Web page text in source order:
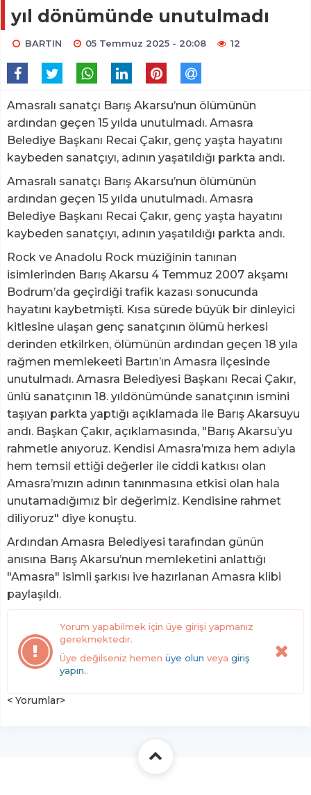
yıl dönümünde unutulmadı
BARTIN 05 Temmuz 2025 - 20:08 12
Amasralı sanatçı Barış Akarsu’nun ölümünün
ardından geçen 15 yılda unutulmadı. Amasra
Belediye Başkanı Recai Çakır, genç yaşta hayatını
kaybeden sanatçıyı, adının yaşatıldığı parkta andı.
Amasralı sanatçı Barış Akarsu’nun ölümünün
ardından geçen 15 yılda unutulmadı. Amasra
Belediye Başkanı Recai Çakır, genç yaşta hayatını
kaybeden sanatçıyı, adının yaşatıldığı parkta andı.
Rock ve Anadolu Rock müziğinin tanınan
isimlerinden Barış Akarsu 4 Temmuz 2007 akşamı
Bodrum’da geçirdiği trafik kazası sonucunda
hayatını kaybetmişti. Kısa sürede büyük bir dinleyici
kitlesine ulaşan genç sanatçının ölümü herkesi
derinden etkilrken, ölümünün ardından geçen 18 yıla
rağmen memlekeeti Bartın’ın Amasra ilçesinde
unutulmadı. Amasra Belediyesi Başkanı Recai Çakır,
ünlü sanatçının 18. yıldönümünde sanatçının ismini
taşıyan parkta yaptığı açıklamada ile Barış Akarsuyu
andı. Başkan Çakır, açıklamasında, "Barış Akarsu’yu
rahmetle anıyoruz. Kendisi Amasra’mıza hem adıyla
hem temsil ettiği değerler ile ciddi katkısı olan
Amasra’mızın adının tanınmasına etkisi olan hala
unutamadığımız bir değerimiz. Kendisine rahmet
diliyoruz" diye konuştu.
Ardından Amasra Belediyesi tarafından günün
anısına Barış Akarsu’nun memleketini anlattığı
"Amasra" isimli şarkısı ive hazırlanan Amasra klibi
paylaşıldı.
Yorum yapabilmek için üye girişi yapmanız
gerekmektedir.
Üye değilseniz hemen üye olun veya giriş
yapın..
< Yorumlar>